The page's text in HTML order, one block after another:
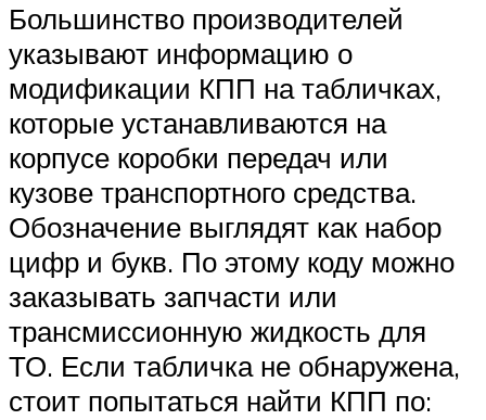
Большинство производителей
указывают информацию о
модификации КПП на табличках,
которые устанавливаются на
корпусе коробки передач или
кузове транспортного средства.
Обозначение выглядят как набор
цифр и букв. По этому коду можно
заказывать запчасти или
трансмиссионную жидкость для
ТО. Если табличка не обнаружена,
стоит попытаться найти КПП по: